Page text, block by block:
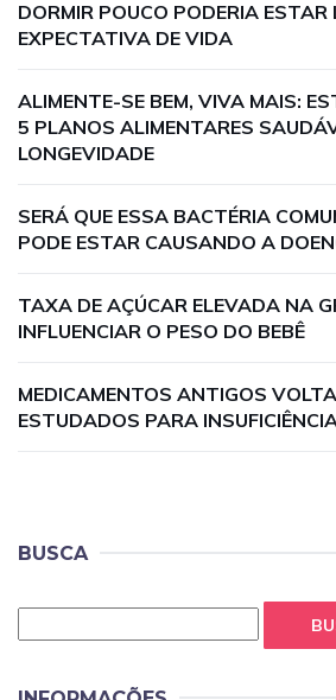
DORMIR POUCO PODERIA
EXPECTATIVA DE VIDA
ALIMENTE-SE BEM, VIVA MAIS:
5 PLANOS ALIMENTARES
LONGEVIDADE
SERÁ QUE ESSA BACTÉRIA
PODE ESTAR CAUSANDO A
TAXA DE AÇÚCAR ELEVADA NA
INFLUENCIAR O PESO DO BEBÊ
MEDICAMENTOS ANTIGOS
ESTUDADOS PARA
BUSCA